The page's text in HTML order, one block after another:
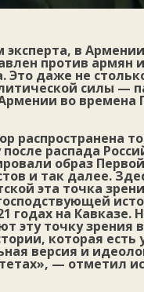
эксперта, в
против армян
Это даже не
силы —
во времена
распространена
после распада
образ
и так далее.
эта точка
годах на
эту точку зрения
которая
версия и
— отметил